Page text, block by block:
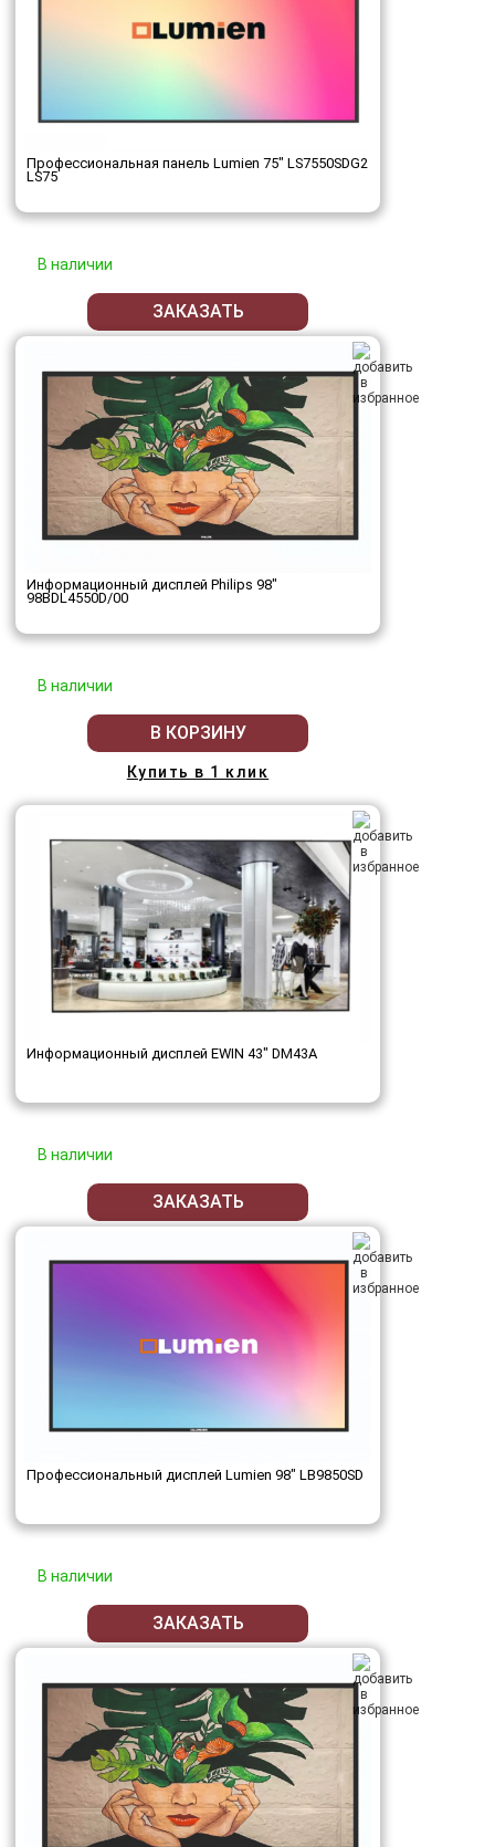
Профессиональная панель Lumien 75" LS7550SDG2
LS75
В наличии
ЗАКАЗАТЬ
Информационный дисплей Philips 98"
98BDL4550D/00
В наличии
В КОРЗИНУ
Купить в 1 клик
Информационный дисплей EWIN 43" DM43A
В наличии
ЗАКАЗАТЬ
Профессиональный дисплей Lumien 98" LB9850SD
В наличии
ЗАКАЗАТЬ